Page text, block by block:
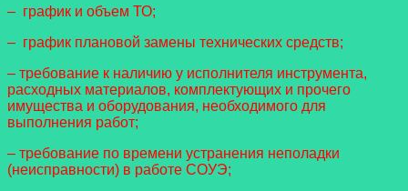
– график и объем ТО;
– график плановой замены технических средств;
– требование к наличию у исполнителя инструмента,
расходных материалов, комплектующих и прочего
имущества и оборудования, необходимого для
выполнения работ;
– требование по времени устранения неполадки
(неисправности) в работе СОУЭ;